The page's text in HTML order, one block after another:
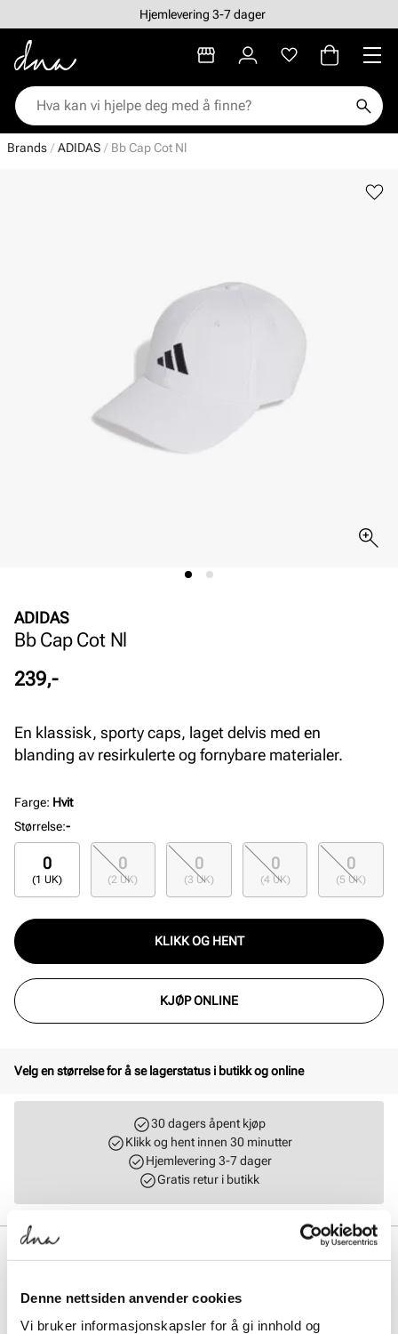
Denne nettsiden anvender cookies
Vi bruker informasjonskapsler for å gi innhold og
Hjemlevering 3-7 dager
Brands ADIDAS Bb Cap Cot Nl
ADIDAS
Bb Cap Cot Nl
Pris
239,-
En klassisk, sporty caps, laget delvis med en
blanding av resirkulerte og fornybare materialer.
Farge: Hvit
Størrelse:-
0
(1 UK)
0
(2 UK)
0
(3 UK)
0
(4 UK)
0
(5 UK)
KLIKK OG HENT
KJØP ONLINE
Velg en størrelse for å se lagerstatus i butikk og online
30 dagers åpent kjøp
Klikk og hent innen 30 minutter
Hjemlevering 3-7 dager
Gratis retur i butikk
BESKRIVELSE
og fornybare materialer.